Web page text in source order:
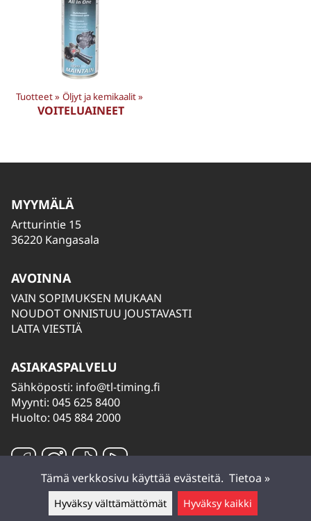
Jätä viesti ▲
Tuotteet‪» Öljyt ja kemikaalit‪»
VOITELUAINEET
MYYMÄLÄ
Artturintie 15
36220 Kangasala
AVOINNA
VAIN SOPIMUKSEN MUKAAN
NOUDOT ONNISTUU JOUSTAVASTI
LAITA VIESTIÄ
ASIAKASPALVELU
Sähköposti: info@tl-timing.fi
Myynti: 045 625 8400
Huolto: 045 884 2000
Tämä verkkosivu käyttää evästeitä. Tietoa »
Hyväksy välttämättömät Hyväksy kaikki